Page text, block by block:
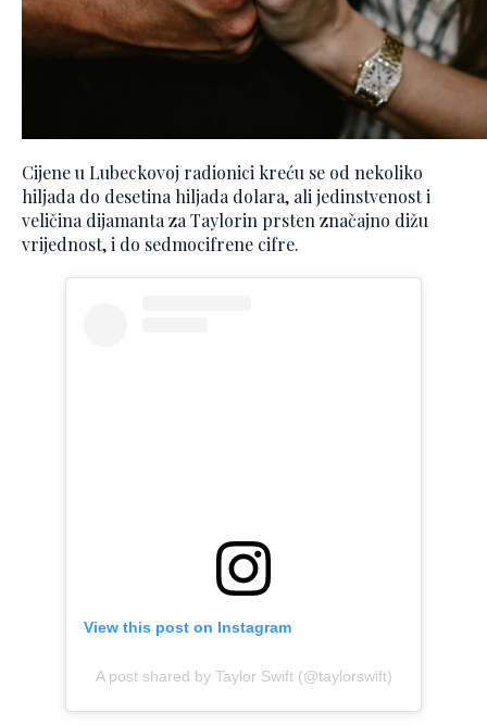
Cijene u Lubeckovoj radionici kreću se od nekoliko
hiljada do desetina hiljada dolara, ali jedinstvenost i
veličina dijamanta za Taylorin prsten značajno dižu
vrijednost, i do sedmocifrene cifre.
View this post on Instagram
A post shared by Taylor Swift (@taylorswift)